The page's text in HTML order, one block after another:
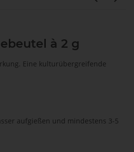
à 2 g
Eine kulturübergreifende
aufgießen und mindestens 3-5